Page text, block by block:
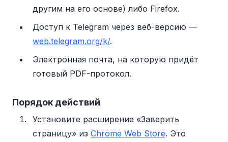
другим на его основе) либо Firefox.
Доступ к Telegram через веб-версию —
web.telegram.org/k/.
Электронная почта, на которую придёт
готовый PDF-протокол.
Порядок действий
Установите расширение «Заверить
страницу» из Chrome Web Store. Это